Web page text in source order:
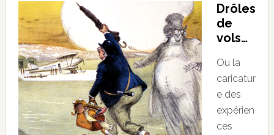
Drôles
de
vols…
Ou la
caricatur
e des
expérien
ces